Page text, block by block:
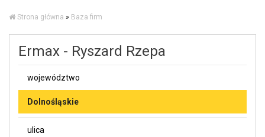
Strona główna » Baza firm
Ermax - Ryszard Rzepa
województwo
Dolnośląskie
ulica